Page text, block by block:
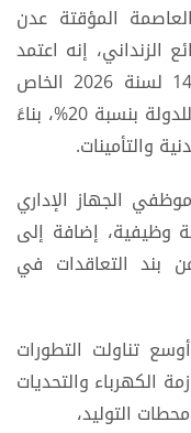
المؤقتة عدن
الزنداني، إنه اعتمد
الأسس المنظمة لتنفيذ القرار رقم 14 لسنة 2026 الخاص
بزيادة رواتب موظفي القطاع المدني للدولة بنسبة 20%، بناءً
والتأمينات.
الجهاز الإداري
وظيفية، إضافة إلى
بند التعاقدات في
تناولت التطورات
الكهرباء والتحديات
التوليد،